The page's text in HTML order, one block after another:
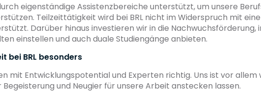
eigenständige Assistenzbereiche unterstützt, um unsere
Teilzeittätigkeit wird bei BRL nicht im Widerspruch mit
Darüber hinaus investieren wir in die Nachwuchsförderung,
einstellen und auch duale Studiengänge anbieten.
bei BRL besonders
mit Entwicklungspotential und Experten richtig. Uns ist vor allem
Begeisterung und Neugier für unsere Arbeit anstecken lassen.